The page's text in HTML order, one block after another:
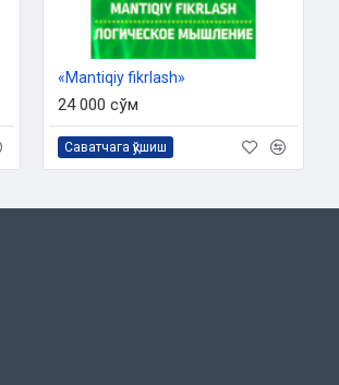
«Mantiqiy fikrlash»
24 000 сўм
Саватчага қўшиш